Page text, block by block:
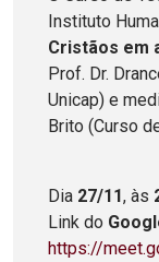
Instituto
Cristãos em
Prof. Dr.
Unicap) e
Brito (Curso
Dia 27/11, às
Link do
https://